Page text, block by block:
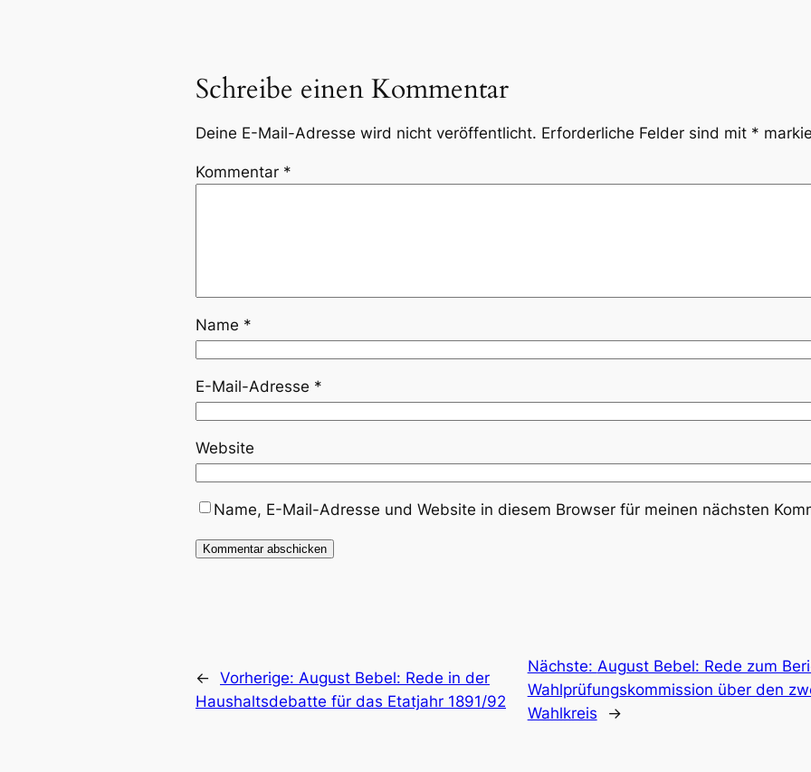
Schreibe einen Kommentar
Deine E-Mail-Adresse wird nicht veröffentlicht. Erforderliche Felder sind mit *
Kommentar *
Name *
E-Mail-Adresse *
Website
Name, E-Mail-Adresse und Website in diesem Browser für meinen nächsten
← Vorherige: August Bebel: Rede in der
Haushaltsdebatte für das Etatjahr 1891/92
Nächste: August Bebel: Rede zum
Wahlprüfungskommission über den
Wahlkreis
→